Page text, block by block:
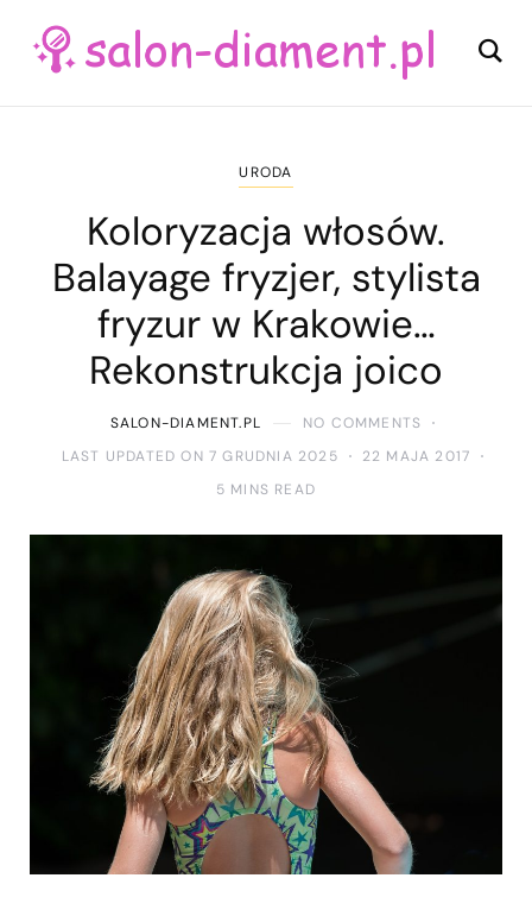
URODA
Koloryzacja włosów.
Balayage fryzjer, stylista
fryzur w Krakowie…
Rekonstrukcja joico
SALON-DIAMENT.PL
NO COMMENTS
LAST UPDATED ON 7 GRUDNIA 2025
22 MAJA 2017
5 MINS READ